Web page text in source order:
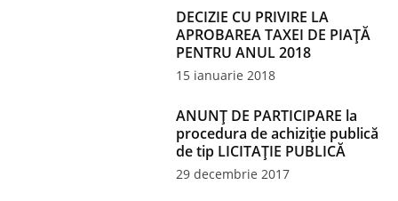
DECIZIE CU PRIVIRE LA
APROBAREA TAXEI DE PIAŢĂ
PENTRU ANUL 2018
15 ianuarie 2018
ANUNȚ DE PARTICIPARE la
procedura de achiziție publică
de tip LICITAŢIE PUBLICĂ
29 decembrie 2017